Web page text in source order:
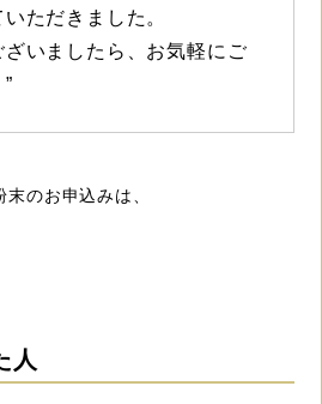
ただきました。
ざいましたら、お気軽にご
のお申込みは、
人